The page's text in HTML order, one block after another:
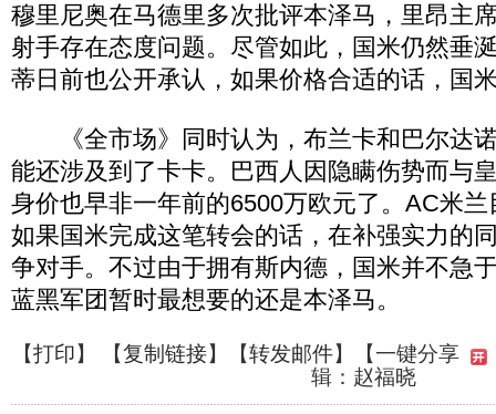
穆里尼奥在马德里多次批评本泽马，里昂主
射手存在态度问题。尽管如此，国米仍然垂
蒂日前也公开承认，如果价格合适的话，国
《全市场》同时认为，布兰卡和巴尔达
能还涉及到了卡卡。巴西人因隐瞒伤势而与
身价也早非一年前的6500万欧元了。AC米
如果国米完成这笔转会的话，在补强实力的
争对手。不过由于拥有斯内德，国米并不急
蓝黑军团暂时最想要的还是本泽马。
【打印】 【复制链接】【转发邮件】
【一键分享
辑：赵福晓